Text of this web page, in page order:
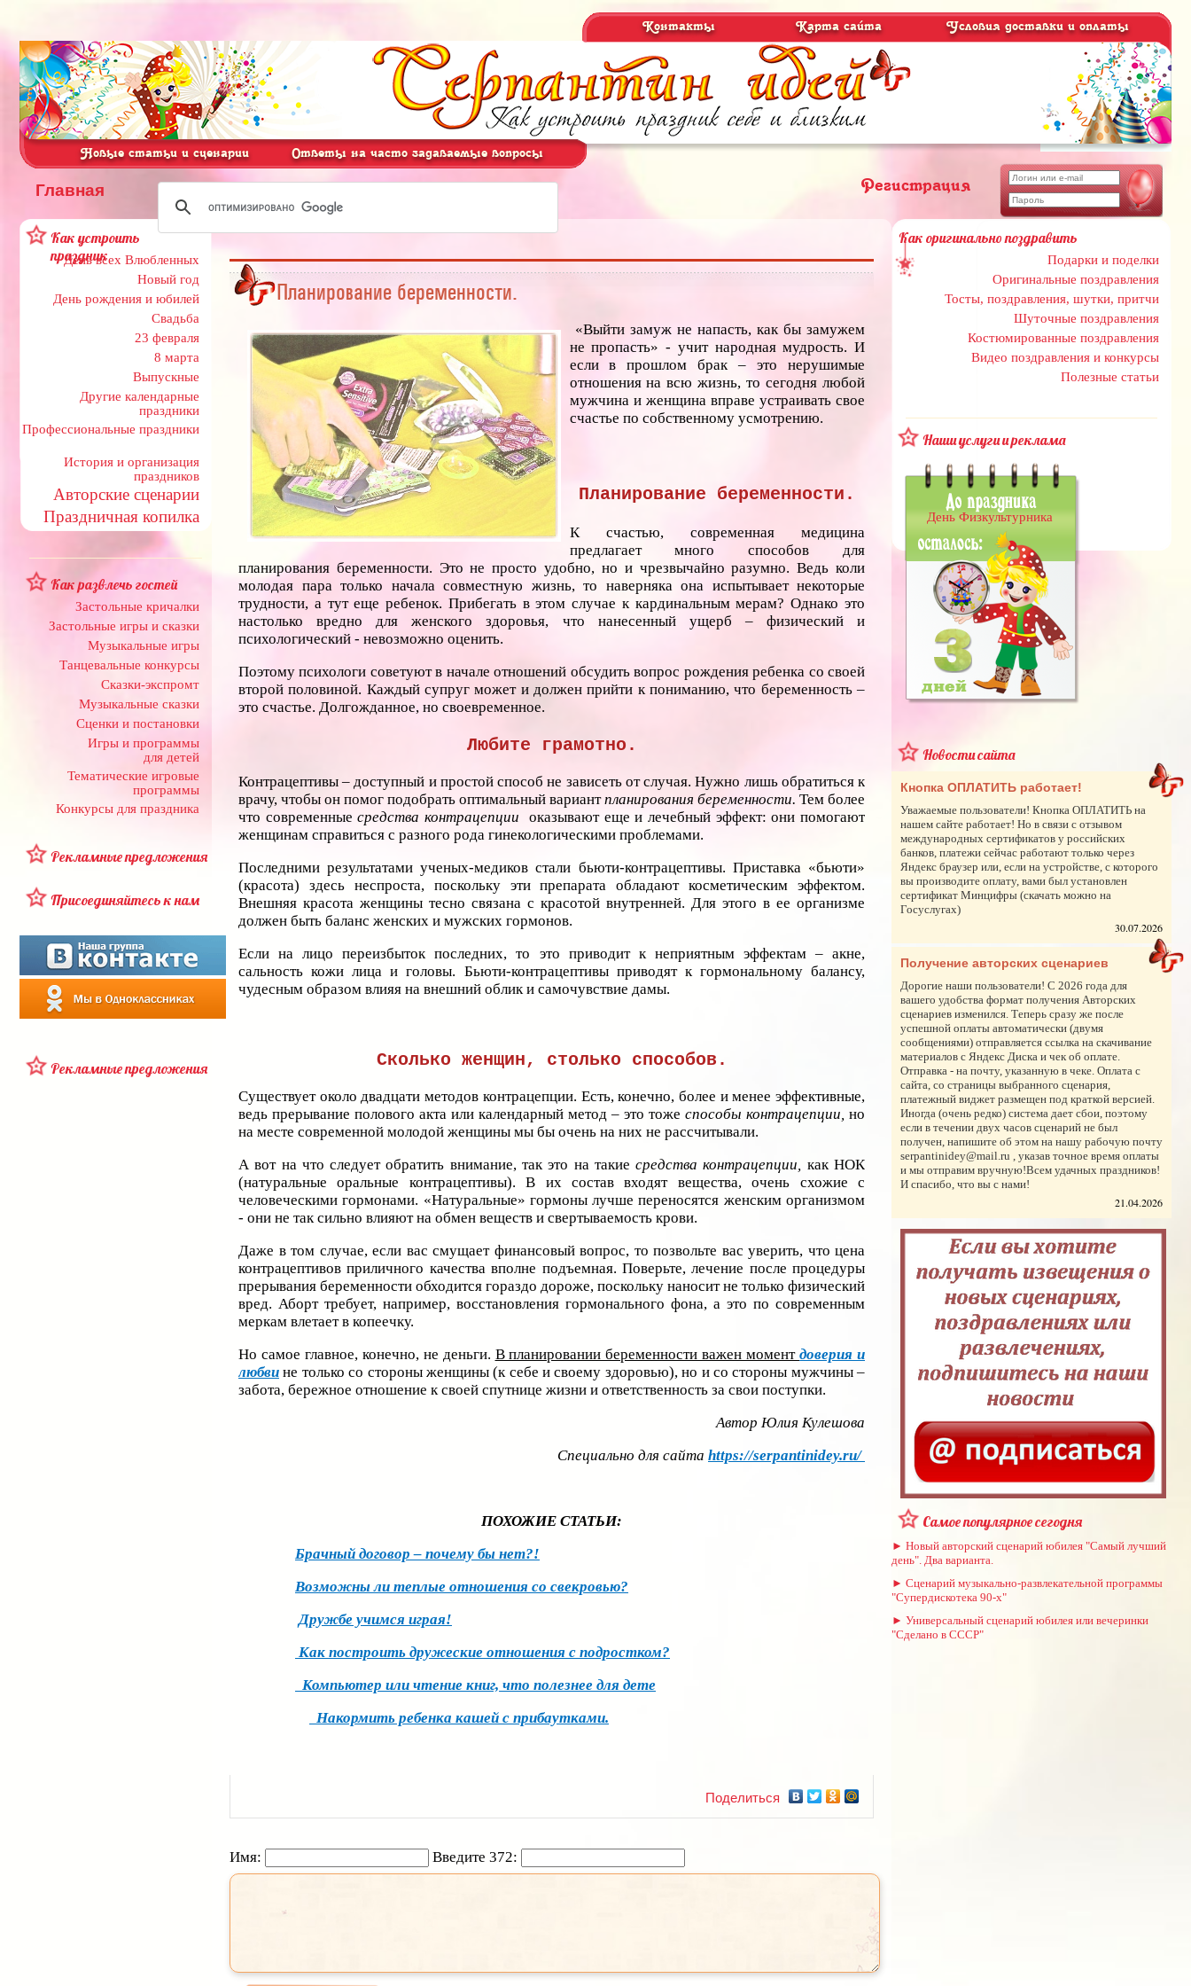
Контакты Карта сайта Условия доставки и оплаты
Регистрация
Новые статьи и сценарии Ответы на часто задаваемые вопросы
Главная
Как оригинально поздравить
Подарки и поделки
Оригинальные поздравления
Тосты, поздравления, шутки, притчи
Шуточные поздравления
Костюмированные поздравления
Видео поздравления и конкурсы
Полезные статьи
Наши услуги и реклама
День Физкультурника
Новости сайта
Кнопка ОПЛАТИТЬ работает!
Уважаемые пользователи! Кнопка ОПЛАТИТЬ на
нашем сайте работает! Но в связи с отзывом
международных сертификатов у российских
банков, платежи сейчас работают только через
Яндекс браузер или, если на устройстве, с которого
вы производите оплату, вами был установлен
сертификат Минцифры (скачать можно на
Госуслугах)
30.07.2026
Получение авторских сценариев
Дорогие наши пользователи! С 2026 года для
вашего удобства формат получения Авторских
сценариев изменился. Теперь сразу же после
успешной оплаты автоматически (двумя
сообщениями) отправляется ссылка на скачивание
материалов с Яндекс Диска и чек об оплате.
Отправка - на почту, указанную в чеке. Оплата с
сайта, со страницы выбранного сценария,
платежный виджет размещен под краткой версией.
Иногда (очень редко) система дает сбои, поэтому
если в течении двух часов сценарий не был
получен, напишите об этом на нашу рабочую почту
serpantinidey@mail.ru , указав точное время оплаты
и мы отправим вручную!Всем удачных праздников!
И спасибо, что вы с нами!
21.04.2026
Самое популярное сегодня
► Новый авторский сценарий юбилея "Самый лучший
день". Два варианта.
► Сценарий музыкально-развлекательной программы
"Супердискотека 90-х"
► Универсальный сценарий юбилея или вечеринки
"Сделано в СССР"
Как устроить
праздник
День всех Влюбленных
Новый год
День рождения и юбилей
Свадьба
23 февраля
8 марта
Выпускные
Другие календарные
праздники
Профессиональные праздники
История и организация
праздников
Авторские сценарии
Праздничная копилка
Как развлечь гостей
Застольные кричалки
Застольные игры и сказки
Музыкальные игры
Танцевальные конкурсы
Сказки-экспромт
Музыкальные сказки
Сценки и постановки
Игры и программы
для детей
Тематические игровые
программы
Конкурсы для праздника
Рекламные предложения
Присоединяйтесь к нам
Рекламные предложения
Планирование беременности.
«Выйти замуж не напасть, как бы замужем
не пропасть» - учит народная мудрость. И
если в прошлом брак – это нерушимые
отношения на всю жизнь, то сегодня любой
мужчина и женщина вправе устраивать свое
счастье по собственному усмотрению.
Планирование беременности.
К счастью, современная медицина
предлагает много способов для
планирования беременности. Это не просто удобно, но и чрезвычайно разумно. Ведь коли
молодая пара только начала совместную жизнь, то наверняка она испытывает некоторые
трудности, а тут еще ребенок. Прибегать в этом случае к кардинальным мерам? Однако это
настолько вредно для женского здоровья, что нанесенный ущерб – физический и
психологический - невозможно оценить.
Поэтому психологи советуют в начале отношений обсудить вопрос рождения ребенка со своей
второй половиной. Каждый супруг может и должен прийти к пониманию, что беременность –
это счастье. Долгожданное, но своевременное.
Любите грамотно.
Контрацептивы – доступный и простой способ не зависеть от случая. Нужно лишь обратиться к
врачу, чтобы он помог подобрать оптимальный вариантпланирования беременности. Тем более
что современныесредства контрацепции оказывают еще и лечебный эффект: они помогают
женщинам справиться с разного рода гинекологическими проблемами.
Последними результатами ученых-медиков стали бьюти-контрацептивы. Приставка «бьюти»
(красота) здесь неспроста, поскольку эти препарата обладают косметическим эффектом.
Внешняя красота женщины тесно связана с красотой внутренней. Для этого в ее организме
должен быть баланс женских и мужских гормонов.
Если на лицо переизбыток последних, то это приводит к неприятным эффектам – акне,
сальность кожи лица и головы. Бьюти-контрацептивы приводят к гормональному балансу,
чудесным образом влияя на внешний облик и самочувствие дамы.
Сколько женщин, столько способов.
Существует около двадцати методов контрацепции. Есть, конечно, более и менее эффективные,
ведь прерывание полового акта или календарный метод – это тоже способы контрацепции, но
на месте современной молодой женщины мы бы очень на них не рассчитывали.
А вот на что следует обратить внимание, так это на такиесредства контрацепции, как НОК
(натуральные оральные контрацептивы). В их состав входят вещества, очень схожие с
человеческими гормонами. «Натуральные» гормоны лучше переносятся женским организмом
- они не так сильно влияют на обмен веществ и свертываемость крови.
Даже в том случае, если вас смущает финансовый вопрос, то позвольте вас уверить, что цена
контрацептивов приличного качества вполне подъемная. Поверьте, лечение после процедуры
прерывания беременности обходится гораздо дороже, поскольку наносит не только физический
вред. Аборт требует, например, восстановления гормонального фона, а это по современным
меркам влетает в копеечку.
Но самое главное, конечно, не деньги. В планировании беременности важен моментдоверия и
любви не только со стороны женщины (к себе и своему здоровью), но и со стороны мужчины –
забота, бережное отношение к своей спутнице жизни и ответственность за свои поступки.
Автор Юлия Кулешова
Специально для сайта https://serpantinidey.ru/
ПОХОЖИЕ СТАТЬИ:
Брачный договор – почему бы нет?!
Возможны ли теплые отношения со свекровью?
Дружбе учимся играя!
Как построить дружеские отношения с подростком?
Компьютер или чтение книг, что полезнее для дете
Накормить ребенка кашей с прибаутками.
Поделиться
Имя: Введите 372: